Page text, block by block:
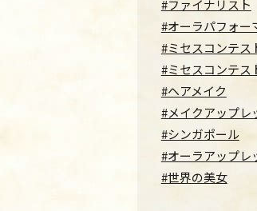
#ファイナリスト
#オーラパフォー
#ミセスコンテス
#ミセスコンテス
#ヘアメイク
#メイクアップレ
#シンガポール
#オーラアップレ
#世界の美女